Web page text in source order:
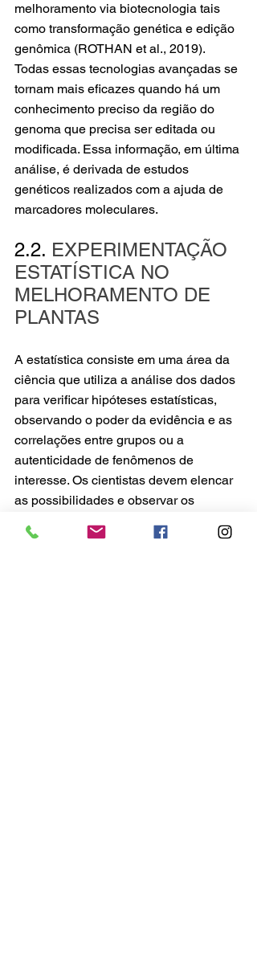
melhoramento via biotecnologia tais
como transformação genética e edição
genômica (ROTHAN et al., 2019).
Todas essas tecnologias avançadas se
tornam mais eficazes quando há um
conhecimento preciso da região do
genoma que precisa ser editada ou
modificada. Essa informação, em última
análise, é derivada de estudos
genéticos realizados com a ajuda de
marcadores moleculares.
2.2. EXPERIMENTAÇÃO
ESTATÍSTICA NO
MELHORAMENTO DE
PLANTAS
A estatística consiste em uma área da
ciência que utiliza a análise dos dados
para verificar hipóteses estatísticas,
observando o poder da evidência e as
correlações entre grupos ou a
autenticidade de fenômenos de
interesse. Os cientistas devem elencar
as possibilidades e observar os
população, obtendo assim, as suas